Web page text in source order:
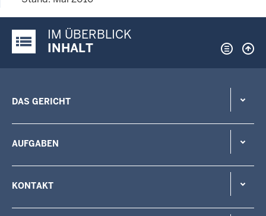
Justiz-Portal im Überblick:
IM ÜBERBLICK
INHALT
DAS GERICHT
AUFGABEN
KONTAKT